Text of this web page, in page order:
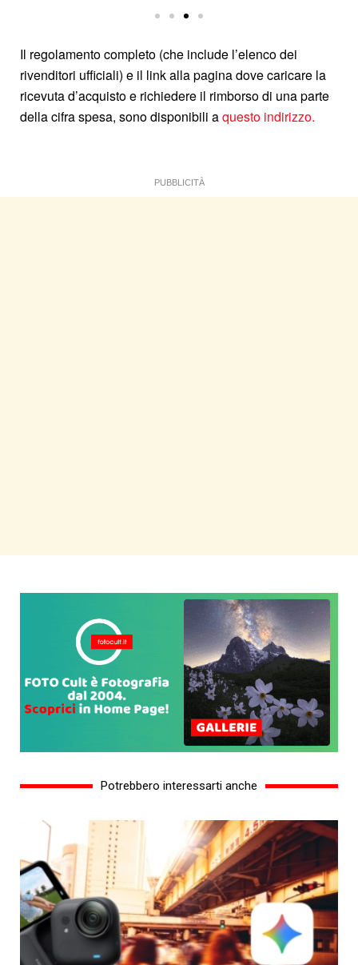
Il regolamento completo (che include l’elenco dei
rivenditori ufficiali) e il link alla pagina dove caricare la
ricevuta d’acquisto e richiedere il rimborso di una parte
della cifra spesa, sono disponibili aquesto indirizzo.
PUBBLICITÀ
Potrebbero interessarti anche